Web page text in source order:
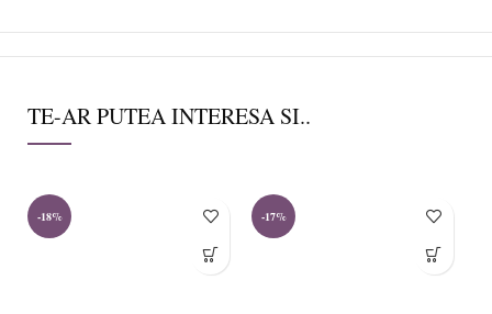
TE-AR PUTEA INTERESA SI..
-18% -17%